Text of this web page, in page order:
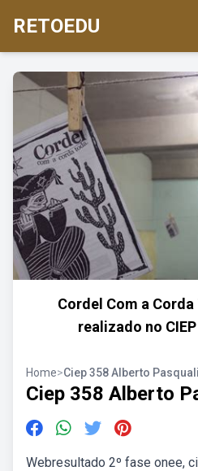
RETOEDU
Cordel Com a
realizado no
Home>Ciep 358 Alberto
Ciep 358 Alberto
Webresultado 2º fase onee,